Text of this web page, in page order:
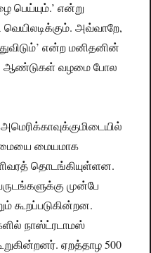
பெய்யும்.’ என்று
அவ்வாறே,
என்ற மனிதனின்
ஆண்டுகள் வழமை போல
மையமாக
தொடங்கியுள்ளன.
முன்பே
கூறப்படுகின்றன.
நாஸ்ட்ரடாமஸ்
ஏறத்தாழ 500